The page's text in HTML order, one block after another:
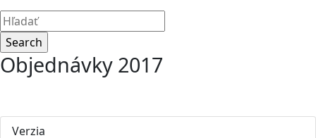
Objednávky 2017
Verzia